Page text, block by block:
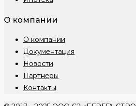
О компании
О компании
Документация
Новости
Партнеры
Контакты